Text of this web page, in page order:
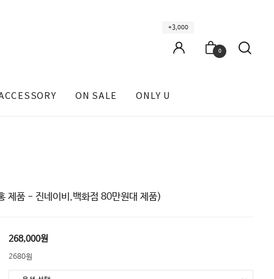
+3,000
0
ON SALE ONLY U
제품 - 진네이비,백화점 80만원대 제품)
268,000원
2680원